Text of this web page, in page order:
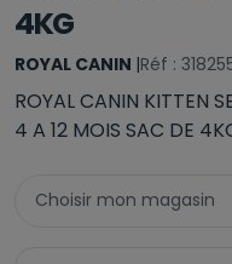
4KG
ROYAL CANIN |Réf :
ROYAL CANIN KITTEN
4 A 12 MOIS SAC DE
Choisir mon magasin